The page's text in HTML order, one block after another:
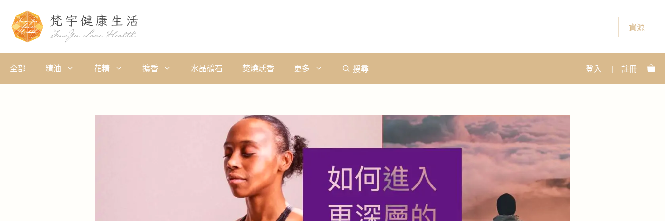
資源
全部 精油 花精 擴香 水晶礦石 焚燒燻香 更多 搜尋 登入 註冊